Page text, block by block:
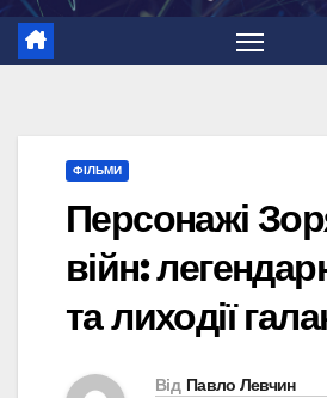
ФІЛЬМИ
Персонажі
війн:
та лиходії
Від Павло Левчин